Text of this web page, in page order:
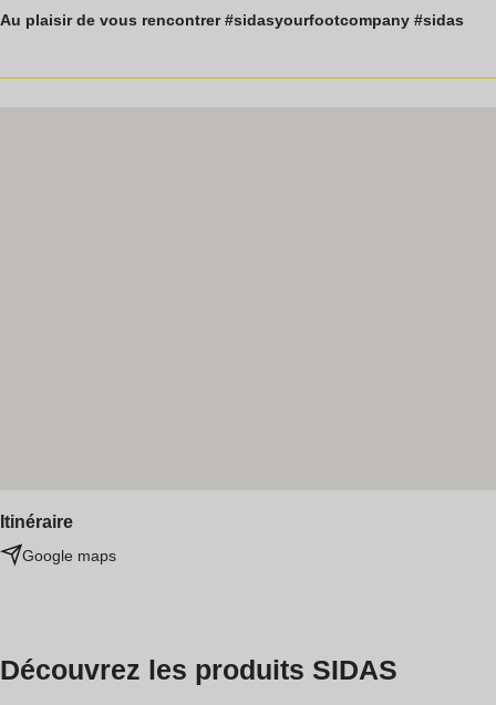
Au plaisir de vous rencontrer #sidasyourfootcompany #sidas
Itinéraire
Google maps
Découvrez les produits SIDAS